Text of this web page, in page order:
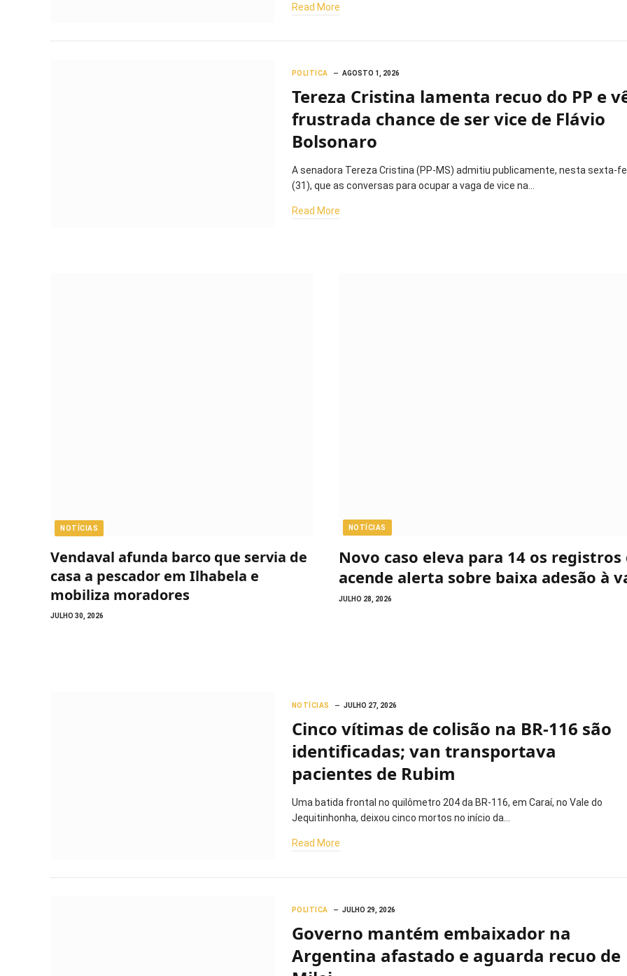
Read More
POLITICA AGOSTO 1, 2026
Tereza Cristina lamenta recuo do PP e
frustrada chance de ser vice de Flávio
Bolsonaro
A senadora Tereza Cristina (PP-MS) admitiu publicamente, nesta sexta-
(31), que as conversas para ocupar a vaga de vice na…
Read More
NOTÍCIAS
Vendaval afunda barco que servia de
casa a pescador em Ilhabela e
mobiliza moradores
JULHO 30, 2026
NOTÍCIAS
Novo caso eleva para 14 os registros
acende alerta sobre baixa adesão à
JULHO 28, 2026
NOTÍCIAS JULHO 27, 2026
Cinco vítimas de colisão na BR-116 são
identificadas; van transportava
pacientes de Rubim
Uma batida frontal no quilômetro 204 da BR-116, em Caraí, no Vale do
Jequitinhonha, deixou cinco mortos no início da…
Read More
POLITICA JULHO 29, 2026
Governo mantém embaixador na
Argentina afastado e aguarda recuo de